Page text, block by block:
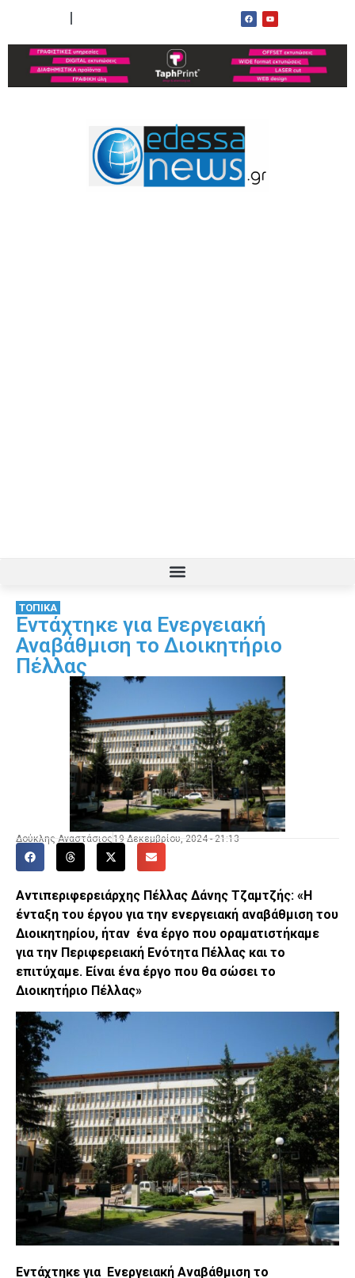
ΤΟΠΙΚΑ
Εντάχτηκε για Ενεργειακή
Αναβάθμιση το Διοικητήριο
Πέλλας
Δούκλης Αναστάσιος 19 Δεκεμβρίου, 2024 - 21:13
Αντιπεριφερειάρχης Πέλλας Δάνης Τζαμτζής: «Η
ένταξη του έργου για την ενεργειακή αναβάθμιση του
Διοικητηρίου, ήταν ένα έργο που οραματιστήκαμε
για την Περιφερειακή Ενότητα Πέλλας και το
επιτύχαμε. Είναι ένα έργο που θα σώσει το
Διοικητήριο Πέλλας»
Εντάχτηκε για Ενεργειακή Αναβάθμιση το